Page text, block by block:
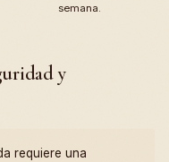
semana.
y
requiere una